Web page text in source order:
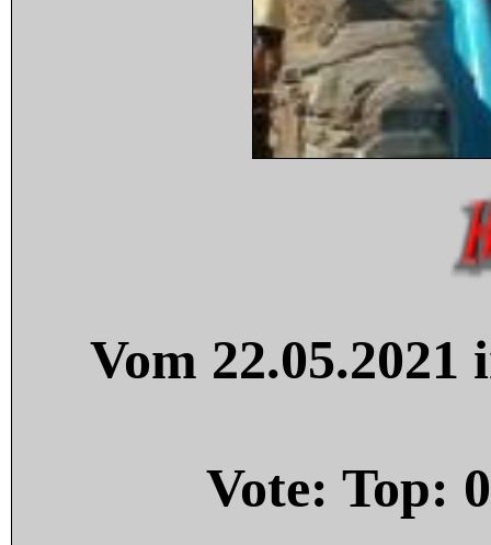
Vom
Vote: Top: 0